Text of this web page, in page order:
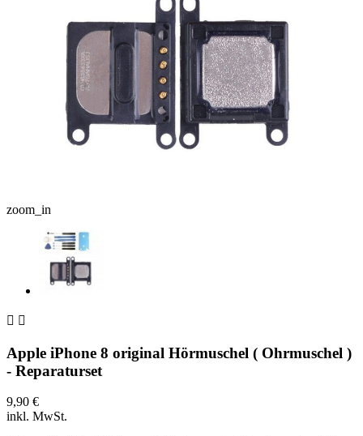
zoom_in
 
Apple iPhone 8 original Hörmuschel ( Ohrmuschel )
- Reparaturset
9,90 €
inkl. MwSt.